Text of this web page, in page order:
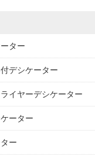
ター
デシケーター
イヤーデシケーター
ーター
ー